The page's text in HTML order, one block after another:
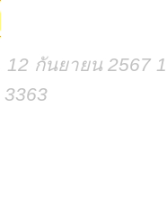
กันยายน 2567
3363